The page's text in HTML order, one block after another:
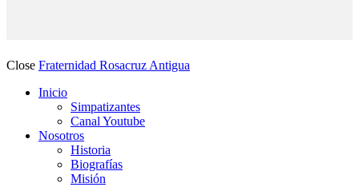
Close Fraternidad Rosacruz Antigua
Inicio
Simpatizantes
Canal Youtube
Nosotros
Historia
Biografías
Misión